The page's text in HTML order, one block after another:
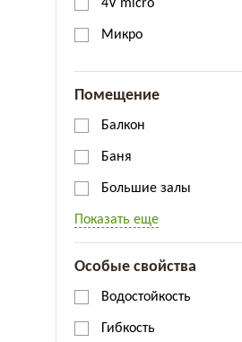
4V micro
Микро
Помещение
Балкон
Баня
Большие залы
Показать еще
Особые свойства
Водостойкость
Гибкость